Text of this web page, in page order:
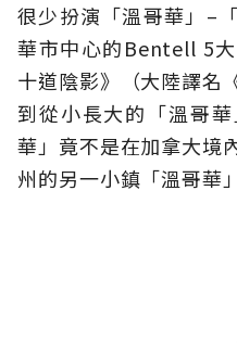
很少扮演「溫哥華」–
華市中心的Bentell 5
十道陰影》（大陸譯名
到從小長大的「溫哥
華」竟不是在加拿大境
州的另一小鎮「溫哥華